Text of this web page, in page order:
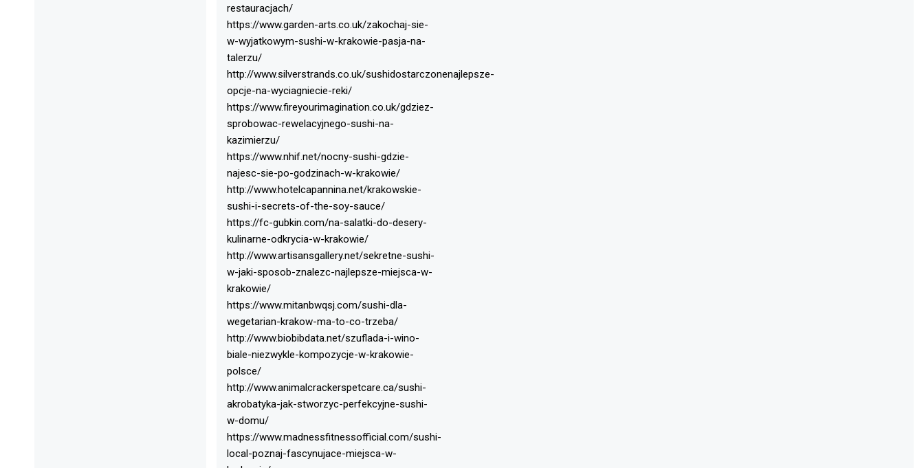
restauracjach/
https://www.garden-arts.co.uk/zakochaj-sie-
w-wyjatkowym-sushi-w-krakowie-pasja-na-
talerzu/
http://www.silverstrands.co.uk/sushidostarczonenajlepsze-
opcje-na-wyciagniecie-reki/
https://www.fireyourimagination.co.uk/gdziez-
sprobowac-rewelacyjnego-sushi-na-
kazimierzu/
https://www.nhif.net/nocny-sushi-gdzie-
najesc-sie-po-godzinach-w-krakowie/
http://www.hotelcapannina.net/krakowskie-
sushi-i-secrets-of-the-soy-sauce/
https://fc-gubkin.com/na-salatki-do-desery-
kulinarne-odkrycia-w-krakowie/
http://www.artisansgallery.net/sekretne-sushi-
w-jaki-sposob-znalezc-najlepsze-miejsca-w-
krakowie/
https://www.mitanbwqsj.com/sushi-dla-
wegetarian-krakow-ma-to-co-trzeba/
http://www.biobibdata.net/szuflada-i-wino-
biale-niezwykle-kompozycje-w-krakowie-
polsce/
http://www.animalcrackerspetcare.ca/sushi-
akrobatyka-jak-stworzyc-perfekcyjne-sushi-
w-domu/
https://www.madnessfitnessofficial.com/sushi-
local-poznaj-fascynujace-miejsca-w-